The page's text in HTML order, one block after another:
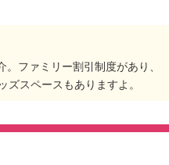
ファミリー割引制度があり、
スペースもありますよ。